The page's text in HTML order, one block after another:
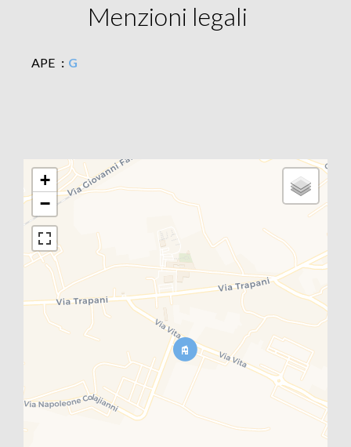
Menzioni legali
APE G
+
−